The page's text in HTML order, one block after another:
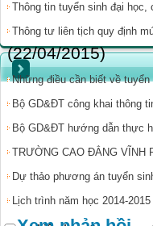
Thông tin tuyển sinh đại học,
Thông tư liên tịch quy định
(22/04/2015)
Những điều cần biết về
Bộ GD&ĐT công khai thông
Bộ GD&ĐT hướng dẫn thực
TRƯỜNG CAO ĐẲNG VĨNH
Dự thảo phương án tuyển
Lịch trình năm học 2014-2015